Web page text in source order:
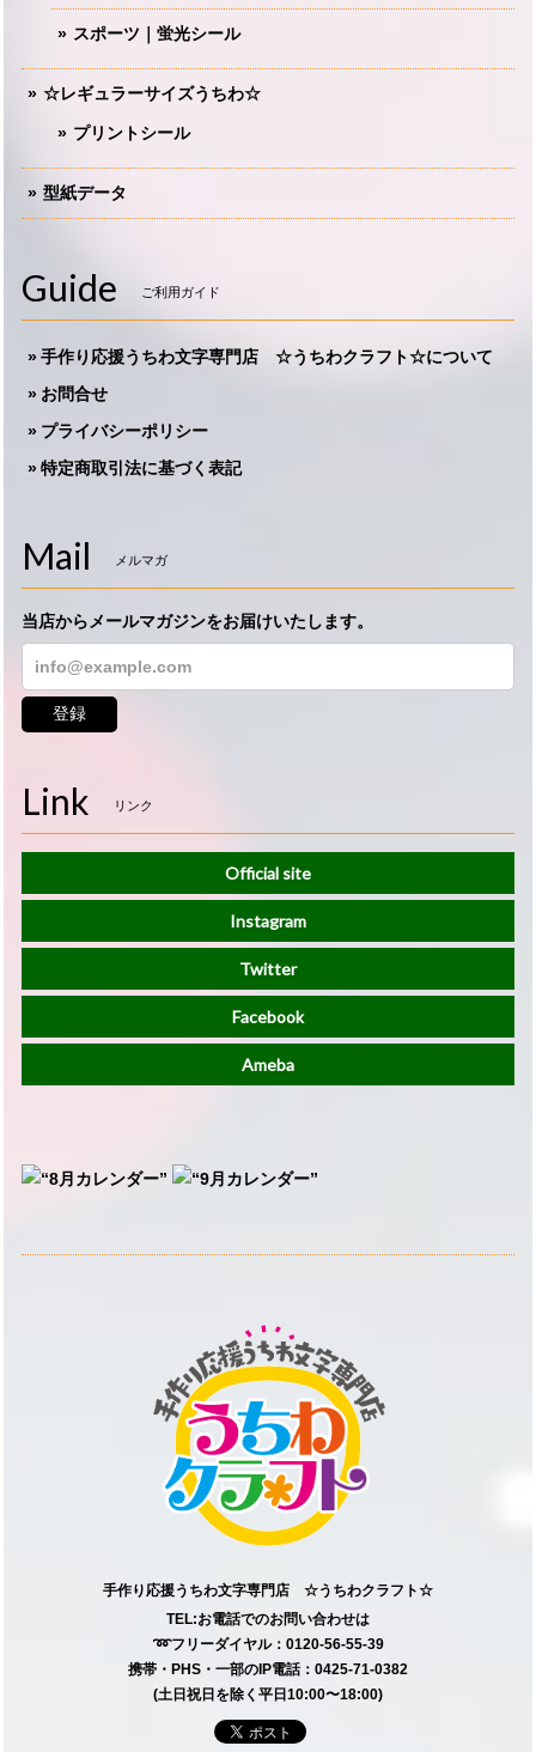
スポーツ｜蛍光シール
☆レギュラーサイズうちわ☆
プリントシール
型紙データ
Guide ご利用ガイド
手作り応援うちわ文字専門店 ☆うちわクラフト☆について
お問合せ
プライバシーポリシー
特定商取引法に基づく表記
Mail メルマガ
当店からメールマガジンをお届けいたします。
登録
Link リンク
Official site
Instagram
Twitter
Facebook
Ameba
手作り応援うちわ文字専門店 ☆うちわクラフト☆
TEL:お電話でのお問い合わせは
➿フリーダイヤル：0120-56-55-39
携帯・PHS・一部のIP電話：0425-71-0382
(土日祝日を除く平日10:00〜18:00)